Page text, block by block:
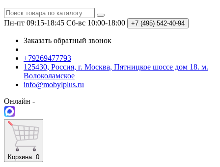
Пн-пт 09:15-18:45 Сб-вс 10:00-18:00 +7 (495) 542-40-94
Заказать обратный звонок
+79269477793
125430, Россия, г. Москва, Пятницкое шоссе дом 18. м.
Волоколамское
info@mobylplus.ru
Онлайн -
Корзина: 0